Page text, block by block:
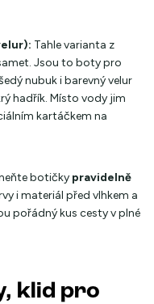
Tahle varianta z
Jsou to boty pro
nubuk i barevný velur
hadřík. Místo vody jim
kartáčkem na
botičky pravidelně
i materiál před vlhkem a
pořádný kus cesty v plné
klid pro